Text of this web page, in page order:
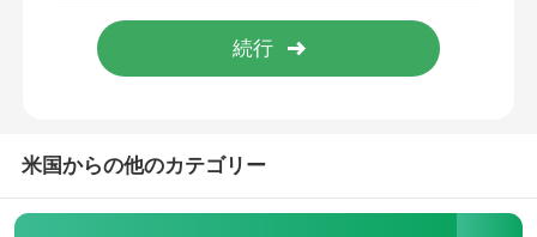
Inconelの合金
チタン合金
米国からの他のカテゴリー